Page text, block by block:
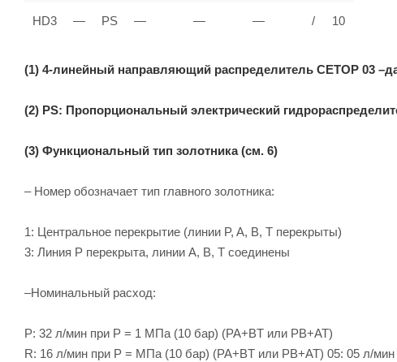
HD3 — PS — — — / 10
(1) 4-линейный направляющий распределитель CETOP 03
(2) PS: Пропорциональный электрический
(3) Функциональный тип золотника (см. 6)
– Номер обозначает тип главного золотника:
1: Центральное перекрытие (линии P, A, B, T перекрыты)
3: Линия P перекрыта, линии A, B, T соединены
–Номинальный расход:
P: 32 л/мин при P = 1 МПа (10 бар) (PA+BT или PB+AT)
R: 16 л/мин при P = МПа (10 бар) (PA+BT или PB+AT) 05: 05 л/